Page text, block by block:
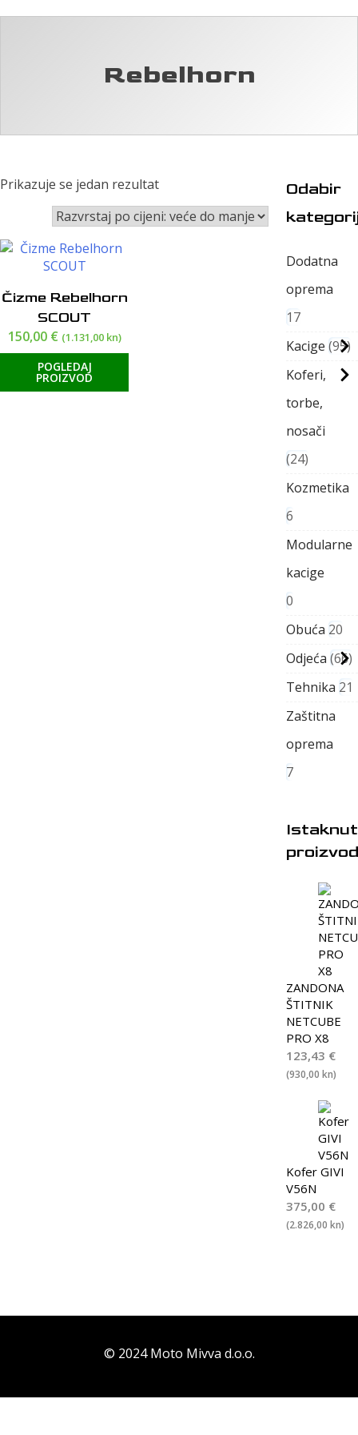
Rebelhorn
Prikazuje se jedan rezultat
Čizme Rebelhorn
SCOUT
150,00 € (1.131,00 kn)
POGLEDAJ
PROIZVOD
Odabir
Dodatna
oprema
17
Kacige 95
Koferi,
torbe,
nosači
24
Kozmetika
6
Modularne
kacige
0
Obuća 20
Odjeća 66
Tehnika 21
Zaštitna
oprema
7
ZANDONA
ŠTITNIK
NETCUBE
PRO X8
123,43 €
(930,00 kn)
Kofer GIVI
V56N
375,00 €
(2.826,00 kn)
© 2024 Moto Mivva d.o.o.